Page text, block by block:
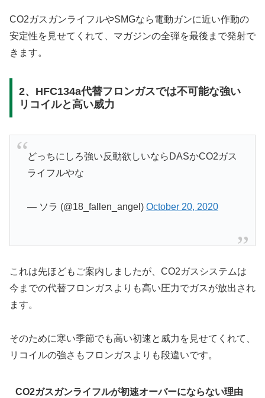
CO2ガスガンライフルやSMGなら電動ガンに近い作動の
安定性を見せてくれて、マガジンの全弾を最後まで発射で
きます。
2、HFC134a代替フロンガスでは不可能な強い
リコイルと高い威力
どっちにしろ強い反動欲しいならDASかCO2ガス
ライフルやな
— ソラ (@18_fallen_angel) October 20, 2020
これは先ほどもご案内しましたが、CO2ガスシステムは
今までの代替フロンガスよりも高い圧力でガスが放出され
ます。
そのために寒い季節でも高い初速と威力を見せてくれて、
リコイルの強さもフロンガスよりも段違いです。
CO2ガスガンライフルが初速オーバーにならない理由